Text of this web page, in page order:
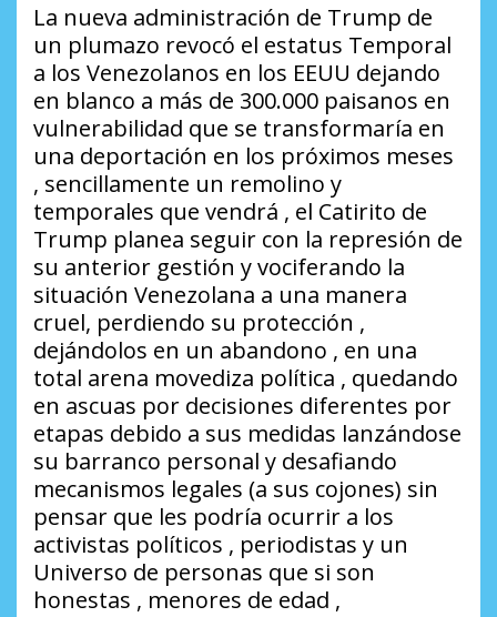
La nueva administración de Trump de
un plumazo revocó el estatus Temporal
a los Venezolanos en los EEUU dejando
en blanco a más de 300.000 paisanos en
vulnerabilidad que se transformaría en
una deportación en los próximos meses
, sencillamente un remolino y
temporales que vendrá , el Catirito de
Trump planea seguir con la represión de
su anterior gestión y vociferando la
situación Venezolana a una manera
cruel, perdiendo su protección ,
dejándolos en un abandono , en una
total arena movediza política , quedando
en ascuas por decisiones diferentes por
etapas debido a sus medidas lanzándose
su barranco personal y desafiando
mecanismos legales (a sus cojones) sin
pensar que les podría ocurrir a los
activistas políticos , periodistas y un
Universo de personas que si son
honestas , menores de edad ,